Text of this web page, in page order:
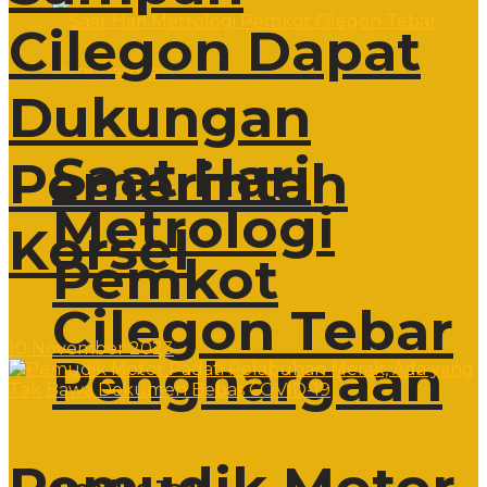
Saat Hari
Metrologi
Pemkot
Cilegon Tebar
Penghargaan
Cilegon Dapat
Dukungan
Pemerintah
Korsel
10 November 2023